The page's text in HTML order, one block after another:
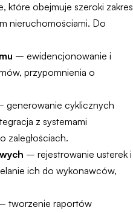
które obejmuje szeroki zakres
nieruchomościami. Do
– ewidencjonowanie i
przypomnienia o
generowanie cyklicznych
z systemami
zaległościach.
– rejestrowanie usterek i
ich do wykonawców,
tworzenie raportów